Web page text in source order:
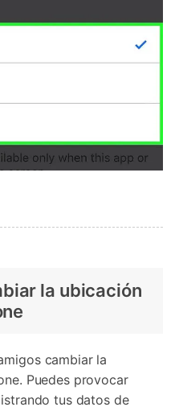
la ubicación
cambiar la
Puedes provocar
tus datos de